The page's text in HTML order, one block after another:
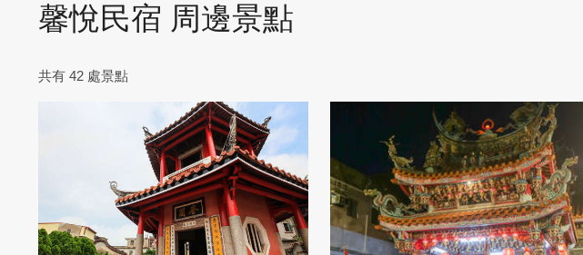
馨悅民宿 周邊景點
共有 42 處景點